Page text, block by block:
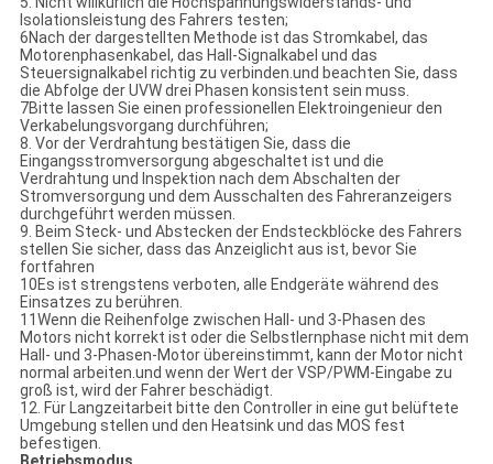
Isolationsleistung des Fahrers testen;
6Nach der dargestellten Methode ist das Stromkabel, das
Motorenphasenkabel, das Hall-Signalkabel und das
Steuersignalkabel richtig zu verbinden.und beachten Sie, dass
die Abfolge der UVW drei Phasen konsistent sein muss.
7Bitte lassen Sie einen professionellen Elektroingenieur den
Verkabelungsvorgang durchführen;
8. Vor der Verdrahtung bestätigen Sie, dass die
Eingangsstromversorgung abgeschaltet ist und die
Verdrahtung und Inspektion nach dem Abschalten der
Stromversorgung und dem Ausschalten des Fahreranzeigers
durchgeführt werden müssen.
9. Beim Steck- und Abstecken der Endsteckblöcke des Fahrers
stellen Sie sicher, dass das Anzeiglicht aus ist, bevor Sie
fortfahren
10Es ist strengstens verboten, alle Endgeräte während des
Einsatzes zu berühren.
11Wenn die Reihenfolge zwischen Hall- und 3-Phasen des
Motors nicht korrekt ist oder die Selbstlernphase nicht mit dem
Hall- und 3-Phasen-Motor übereinstimmt, kann der Motor nicht
normal arbeiten.und wenn der Wert der VSP/PWM-Eingabe zu
groß ist, wird der Fahrer beschädigt.
12. Für Langzeitarbeit bitte den Controller in eine gut belüftete
Umgebung stellen und den Heatsink und das MOS fest
befestigen.